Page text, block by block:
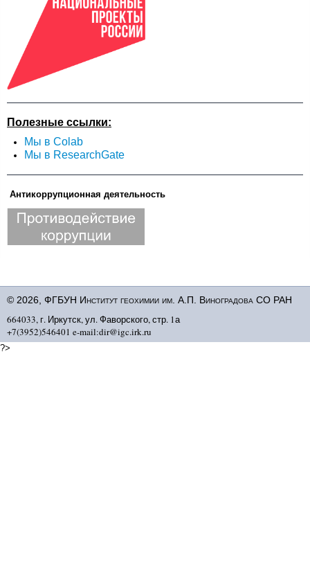
Полезные ссылки:
Мы в Colab
Мы в ResearchGate
Антикоррупционная деятельность
© 2026, ФГБУН Институт геохимии им. А.П. Виноградова СО РАН
664033, г. Иркутск, ул. Фаворского, стр. 1а
+7(3952)546401 e-mail:dir@igc.irk.ru
?>